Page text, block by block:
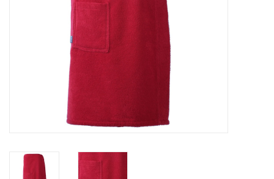
Haus-Bademäntel
Plaids, Decken, Kissen
Mode & Accessoires
Edles aus Cashmere